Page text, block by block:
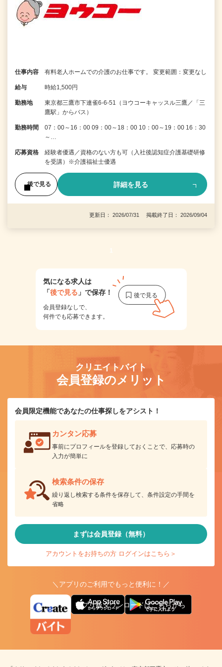
仕事内容 有料老人ホームでの介護のお仕事です。 変更範囲：変更なし
給与 時給1,500円
勤務地
東京都三鷹市下連雀6-6-51（ヨウコーキャッスル三鷹／「三
鷹駅」からバス）
勤務時間
07：00～16：00 09：00～18：00 10：00～19：00 16：30
～…
応募資格
経験者優遇／資格のない方も可（入社後認知症介護基礎研修
を受講）※介護福祉士優遇
後で見る 詳細を見る
更新日： 2026/07/31 掲載終了日： 2026/09/04
1
気になる求人は
「後で見る 」で保存！
会員登録なしで、
何件でも応募できます。
クリエイトバイト
会員登録のメリット
会員限定機能であなたの仕事探しをアシスト！
カンタン応募
事前にプロフィールを登録しておくことで、応募時の
入力が簡単に
検索条件の保存
繰り返し検索する条件を保存して、条件設定の手間を
省略
まずは会員登録（無料）
アカウントをお持ちの方 ログインはこちら＞
＼アプリのご利用でもっと便利に！／
アプリ版ダウンロードはこちらから